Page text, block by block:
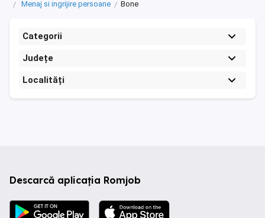
Menaj si ingrijire persoane
Bone
Categorii
Județe
Localități
Descarcă aplicația Romjob